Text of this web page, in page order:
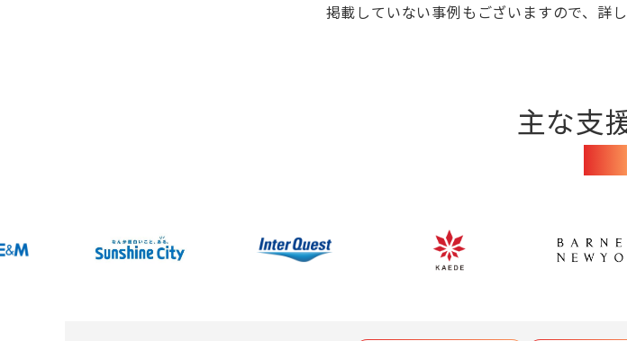
掲載していない事例もございますので、詳
主な支